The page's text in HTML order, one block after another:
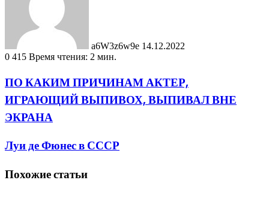
a6W3z6w9e 14.12.2022
0 415 Время чтения: 2 мин.
ПО КАКИМ ПРИЧИНАМ АКТЕР,
ИГРАЮЩИЙ ВЫПИВОХ, ВЫПИВАЛ ВНЕ
ЭКРАНА
Луи де Фюнес в СССР
Похожие статьи